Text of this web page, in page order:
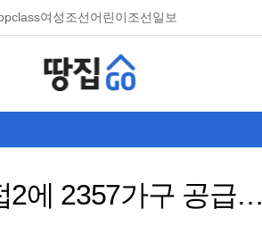
여성조선어린이조선일보
2에 2357가구 공급